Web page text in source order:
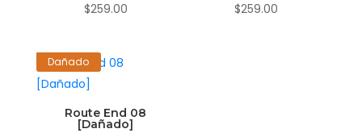
$259.00 $259.00
Dañado
Route End 08
[Dañado]